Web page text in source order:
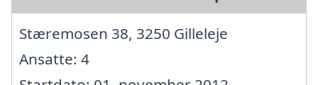
Stæremosen 38, 3250 Gilleleje
Ansatte: 4